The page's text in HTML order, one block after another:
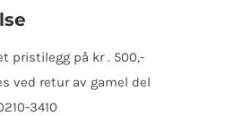
pristilegg på kr . 500,-
ved retur av gamel del
3410